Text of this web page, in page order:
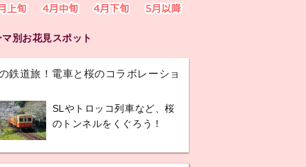
マ別お花見スポット
鉄道旅！電車と桜のコラボレーショ
SLやトロッコ列車など、桜
のトンネルをくぐろう！